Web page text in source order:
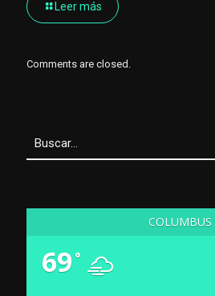
Leer más
Comments are closed.
COLUMBUS
69°